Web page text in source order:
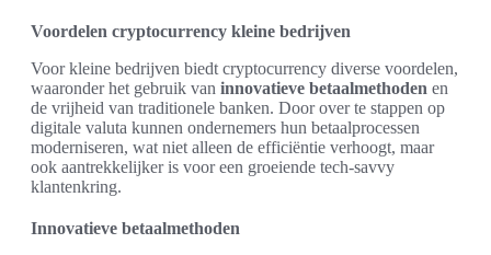
Voordelen cryptocurrency kleine bedrijven
Voor kleine bedrijven biedt cryptocurrency diverse voordelen,
waaronder het gebruik van innovatieve betaalmethoden en
de vrijheid van traditionele banken. Door over te stappen op
digitale valuta kunnen ondernemers hun betaalprocessen
moderniseren, wat niet alleen de efficiëntie verhoogt, maar
ook aantrekkelijker is voor een groeiende tech-savvy
klantenkring.
Innovatieve betaalmethoden